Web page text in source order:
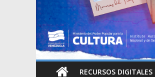
RECURSOS DIGITALES